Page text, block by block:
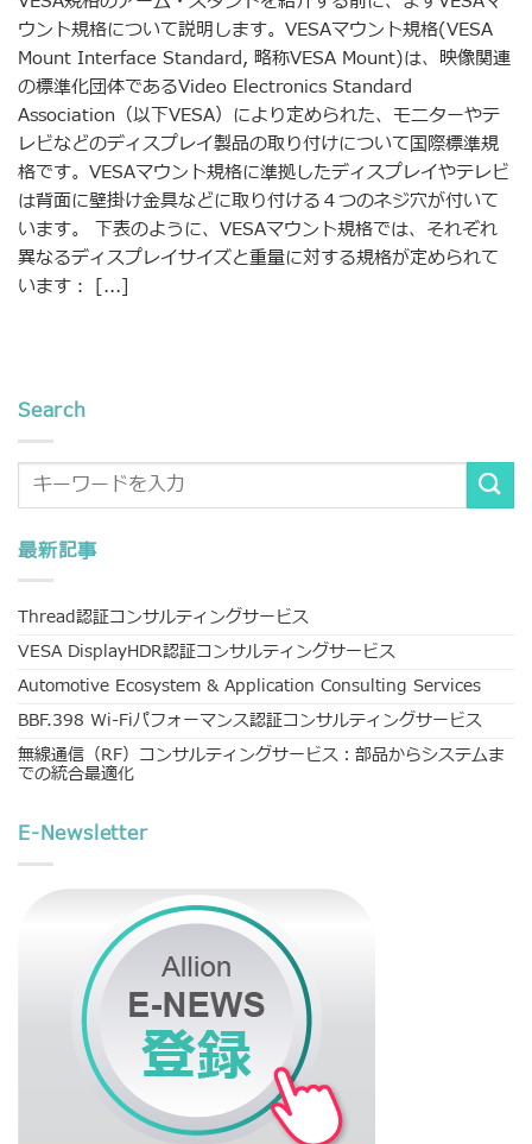
ウント規格について説明します。VESAマウント規格(VESA
Mount Interface Standard, 略称VESA Mount)は、映像関連
の標準化団体であるVideo Electronics Standard
Association（以下VESA）により定められた、モニターやテ
レビなどのディスプレイ製品の取り付けについて国際標準規
格です。VESAマウント規格に準拠したディスプレイやテレビ
は背面に壁掛け金具などに取り付ける４つのネジ穴が付いて
います。 下表のように、VESAマウント規格では、それぞれ
異なるディスプレイサイズと重量に対する規格が定められて
います： [...]
Search
最新記事
Thread認証コンサルティングサービス
VESA DisplayHDR認証コンサルティングサービス
Automotive Ecosystem & Application Consulting Services
BBF.398 Wi-Fiパフォーマンス認証コンサルティングサービス
無線通信（RF）コンサルティングサービス：部品からシステムま
での統合最適化
E-Newsletter